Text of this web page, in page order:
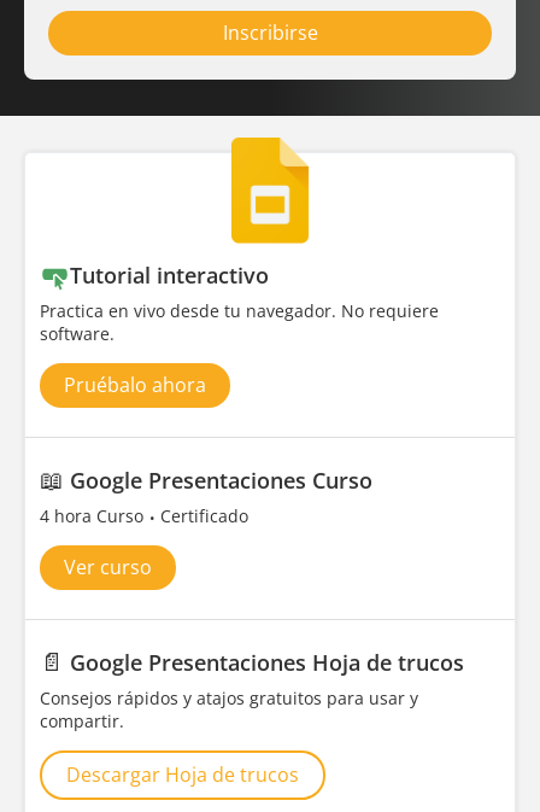
Inscribirse
Tutorial interactivo
Practica en vivo desde tu navegador. No requiere
software.
Pruébalo ahora
📖 Google Presentaciones Curso
4 hora Curso Certificado
Ver curso
📄 Google Presentaciones Hoja de trucos
Consejos rápidos y atajos gratuitos para usar y
compartir.
Descargar Hoja de trucos